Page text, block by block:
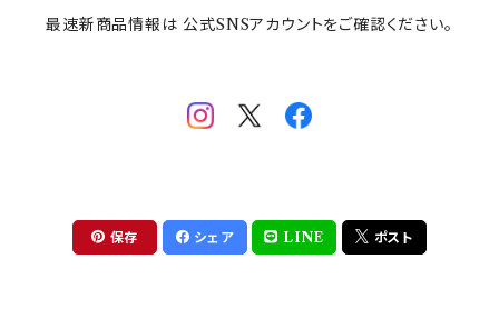
mofsand×日比谷花壇
ちびまる子ちゃんandクレヨンしんちゃん
HANAE MORI(ハナエモリ)
THE BEATLES(ザ・ビートルズ)
【山加商店×yaeko】migratory bird
隅切り重箱
HAPPY DINING(ハッピーダイニング)
SoSo(ソソ）
最速新商品情報は 公式SNSアカウントをご確認ください。
保存 シェア LINE ポスト